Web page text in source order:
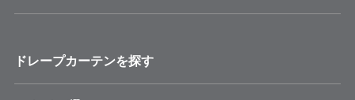
ドレープカーテンを探す